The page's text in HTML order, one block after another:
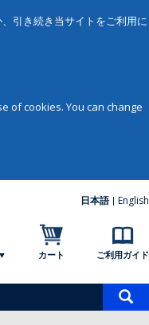
引き続き当サイトをご利用に
of cookies. You can change
日本語 English
カート ご利用ガイド